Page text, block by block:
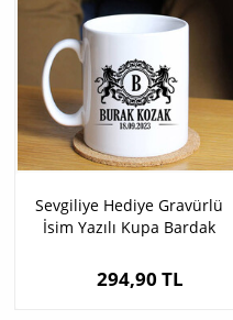
Sevgiliye Hediye Gravürlü
İsim Yazılı Kupa Bardak
294,90 TL